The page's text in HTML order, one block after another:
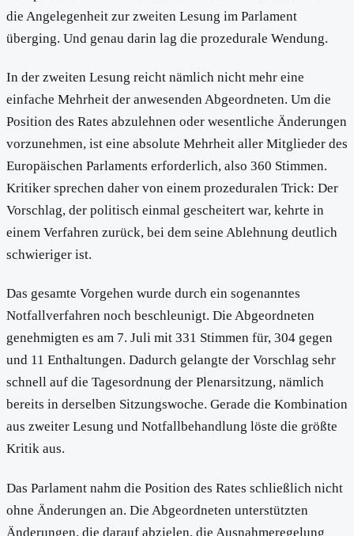
die Angelegenheit zur zweiten Lesung im Parlament
überging. Und genau darin lag die prozedurale Wendung.
In der zweiten Lesung reicht nämlich nicht mehr eine
einfache Mehrheit der anwesenden Abgeordneten. Um die
Position des Rates abzulehnen oder wesentliche Änderungen
vorzunehmen, ist eine absolute Mehrheit aller Mitglieder des
Europäischen Parlaments erforderlich, also 360 Stimmen.
Kritiker sprechen daher von einem prozeduralen Trick: Der
Vorschlag, der politisch einmal gescheitert war, kehrte in
einem Verfahren zurück, bei dem seine Ablehnung deutlich
schwieriger ist.
Das gesamte Vorgehen wurde durch ein sogenanntes
Notfallverfahren noch beschleunigt. Die Abgeordneten
genehmigten es am 7. Juli mit 331 Stimmen für, 304 gegen
und 11 Enthaltungen. Dadurch gelangte der Vorschlag sehr
schnell auf die Tagesordnung der Plenarsitzung, nämlich
bereits in derselben Sitzungswoche. Gerade die Kombination
aus zweiter Lesung und Notfallbehandlung löste die größte
Kritik aus.
Das Parlament nahm die Position des Rates schließlich nicht
ohne Änderungen an. Die Abgeordneten unterstützten
Änderungen, die darauf abzielen, die Ausnahmeregelung